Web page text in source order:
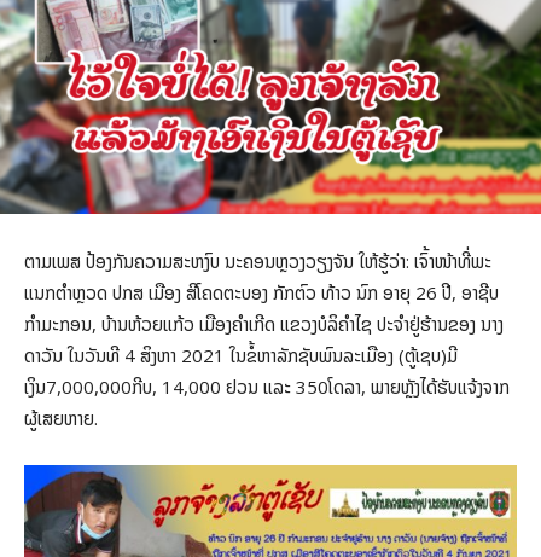
ຕາມເພສ ປ້ອງກັນຄວາມສະຫງົບ ນະຄອນຫຼວງວຽງຈັນ ໃຫ້ຮູ້ວ່າ: ເຈົ້າໜ້າທີ່ພະ
ແນກຕໍາຫຼວດ ປກສ ເມືອງ ສີໂຄດຕະບອງ ກັກຕົວ ທ້າວ ນົກ ອາຍຸ 26 ປີ, ອາຊີບ
ກໍາມະກອນ, ບ້ານຫ້ວຍແກ້ວ ເມືອງຄໍາເກີດ ແຂວງບໍລິຄໍາໄຊ ປະຈໍາຢູ່ຮ້ານຂອງ ນາງ
ດາວັນ ໃນວັນທີ 4 ສິງຫາ 2021 ໃນຂໍ້ຫາລັກຊັບພົນລະເມືອງ (ຕູ້ເຊບ)ມີ
ເງິນ7,000,000ກີບ, 14,000 ຢວນ ແລະ 350ໂດລາ, ພາຍຫຼັງໄດ້ຮັບແຈ້ງຈາກ
ຜູ້ເສຍຫາຍ.